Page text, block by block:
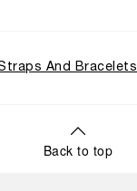
And Bracelets
Back to top